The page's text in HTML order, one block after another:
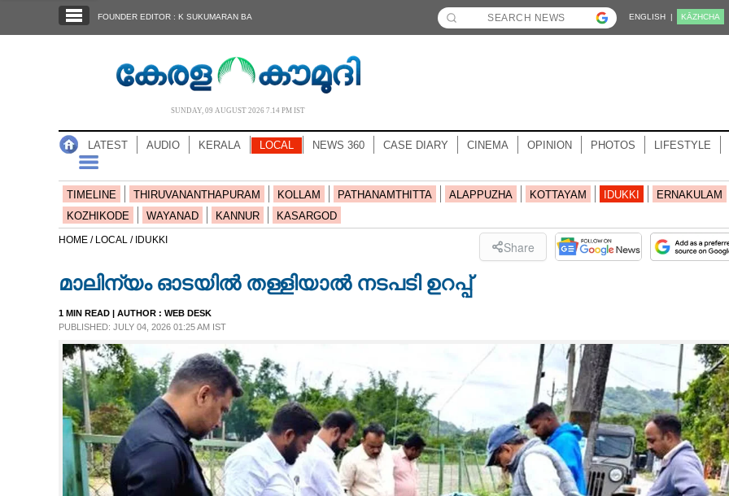
NOTIFIED NEWS
NEWS 360
CASE DIARY
FOUNDER EDITOR : K SUKUMARAN BA ENGLISH | KĀZHCHA
SUNDAY, 09 AUGUST 2026 7.14 PM IST
LATEST AUDIO KERALA LOCAL NEWS 360 CASE DIARY CINEMA OPINION PHOTOS LIFESTYLE
TIMELINE THIRUVANANTHAPURAM KOLLAM PATHANAMTHITTA ALAPPUZHA KOTTAYAM IDUKKI
ERNAKULAM
KOZHIKODE
WAYANAD KANNUR KASARGOD
HOME / LOCAL / IDUKKI Share
മാലിന്യം ഓടയിൽ തള്ളിയാൽ നടപടി ഉറപ്പ്
1 MIN READ | AUTHOR : WEB DESK
PUBLISHED: JULY 04, 2026 01:25 AM IST